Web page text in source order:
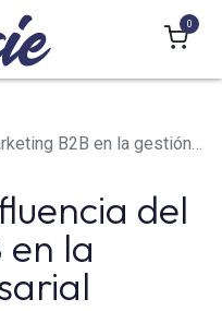
0
en la gestión empresarial
del
la